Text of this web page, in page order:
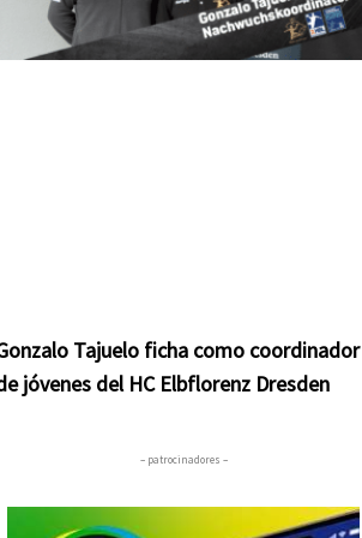
Tajuelo ficha como coordinador
jóvenes del HC Elbflorenz Dresden
– patrocinadores –